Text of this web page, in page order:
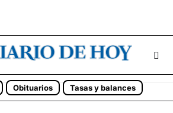
Obituarios Tasas y balances